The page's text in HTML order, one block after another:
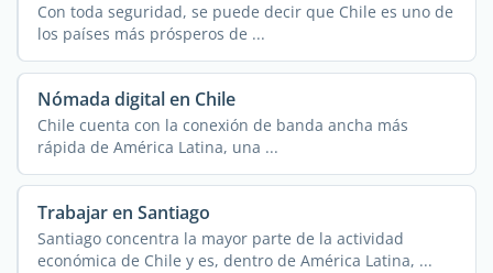
Con toda seguridad, se puede decir que Chile es uno de
los países más prósperos de ...
Nómada digital en Chile
Chile cuenta con la conexión de banda ancha más
rápida de América Latina, una ...
Trabajar en Santiago
Santiago concentra la mayor parte de la actividad
económica de Chile y es, dentro de América Latina, ...